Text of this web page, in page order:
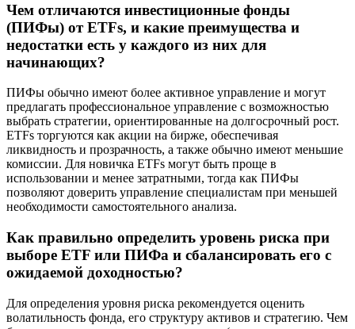
Чем отличаются инвестиционные фонды
(ПИФы) от ETFs, и какие преимущества и
недостатки есть у каждого из них для
начинающих?
ПИФы обычно имеют более активное управление и могут
предлагать профессиональное управление с возможностью
выбрать стратегии, ориентированные на долгосрочный рост.
ETFs торгуются как акции на бирже, обеспечивая
ликвидность и прозрачность, а также обычно имеют меньшие
комиссии. Для новичка ETFs могут быть проще в
использовании и менее затратными, тогда как ПИФы
позволяют доверить управление специалистам при меньшей
необходимости самостоятельного анализа.
Как правильно определить уровень риска при
выборе ETF или ПИФа и сбалансировать его с
ожидаемой доходностью?
Для определения уровня риска рекомендуется оценить
волатильность фонда, его структуру активов и стратегию. Чем